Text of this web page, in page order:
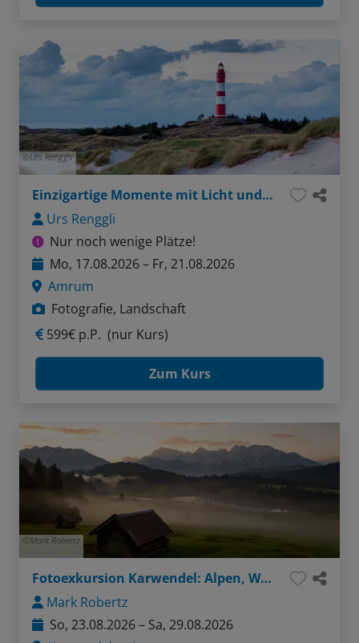
Urs Renggli
Einzigartige Momente mit Licht und Kamera
Urs Renggli
Nur noch wenige Plätze!
Mo, 17.08.2026 – Fr, 21.08.2026
Amrum
Fotografie, Landschaft
599€ p.P. (nur Kurs)
Zum Kurs
Mark Robertz
Fotoexkursion Karwendel: Alpen, Wasser, Felsen
Mark Robertz
So, 23.08.2026 – Sa, 29.08.2026